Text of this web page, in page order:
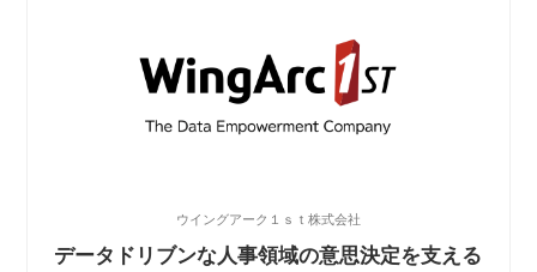
ウイングアーク１ｓｔ株式会社
データドリブンな人事領域の意思決定を支える